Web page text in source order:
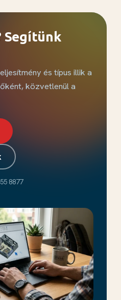
Segítünk
és típus illik a
közvetlenül a
8877